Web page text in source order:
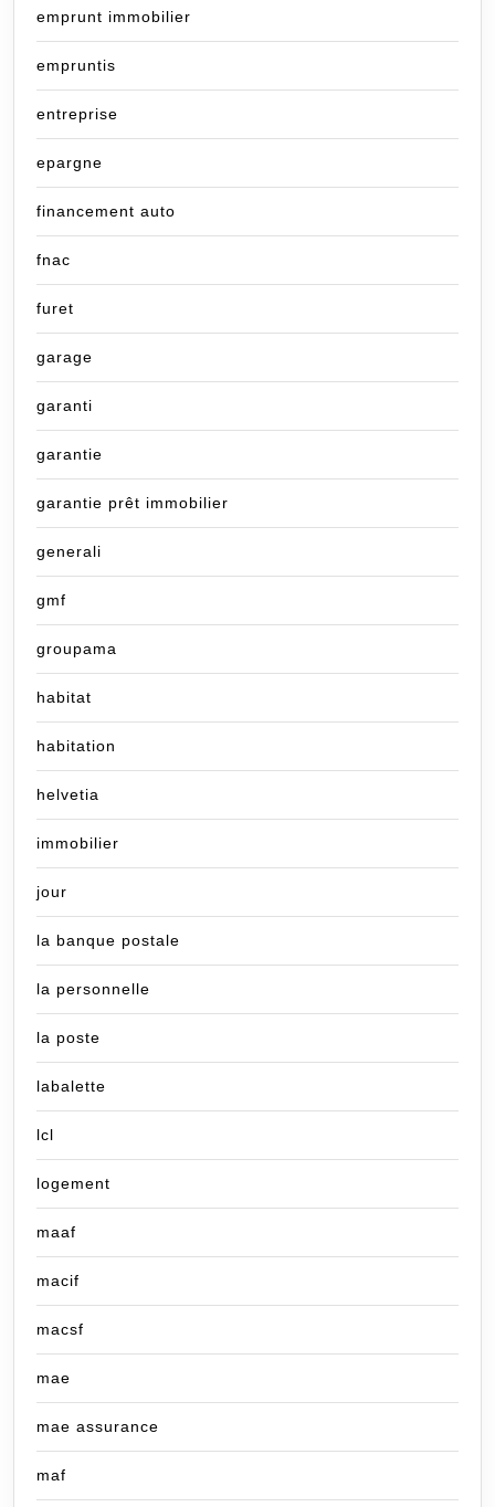
emprunt immobilier
empruntis
entreprise
epargne
financement auto
fnac
furet
garage
garanti
garantie
garantie prêt immobilier
generali
gmf
groupama
habitat
habitation
helvetia
immobilier
jour
la banque postale
la personnelle
la poste
labalette
lcl
logement
maaf
macif
macsf
mae
mae assurance
maf